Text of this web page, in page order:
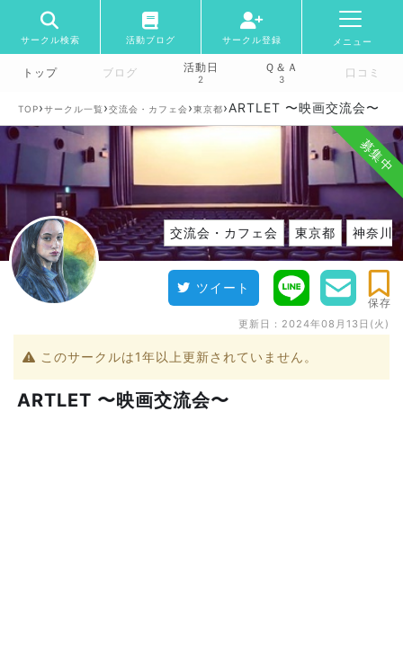
サークル検索 活動ブログ サークル登録 メニュー
トップ ブログ 活動日
2
Ｑ＆Ａ
3 口コミ
TOP›サークル一覧 ›交流会・カフェ会›東京都›ARTLET 〜映画交流会〜
募集中
交流会・カフェ会 東京都 神奈川
ツイート
保存
更新日： 2024年08月13日(火)
このサークルは1年以上更新されていません。
ARTLET 〜映画交流会〜